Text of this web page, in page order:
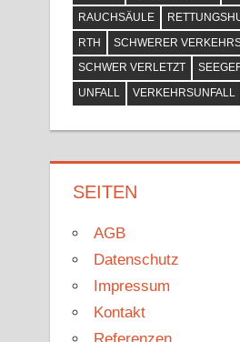
RAUCHSÄULE
RTH
SCHWERER
SCHWER VERLETZT
UNFALL
VERKEHRSUNFALL
SEITEN
AGB
Datenschutz
Impressum
Kontakt